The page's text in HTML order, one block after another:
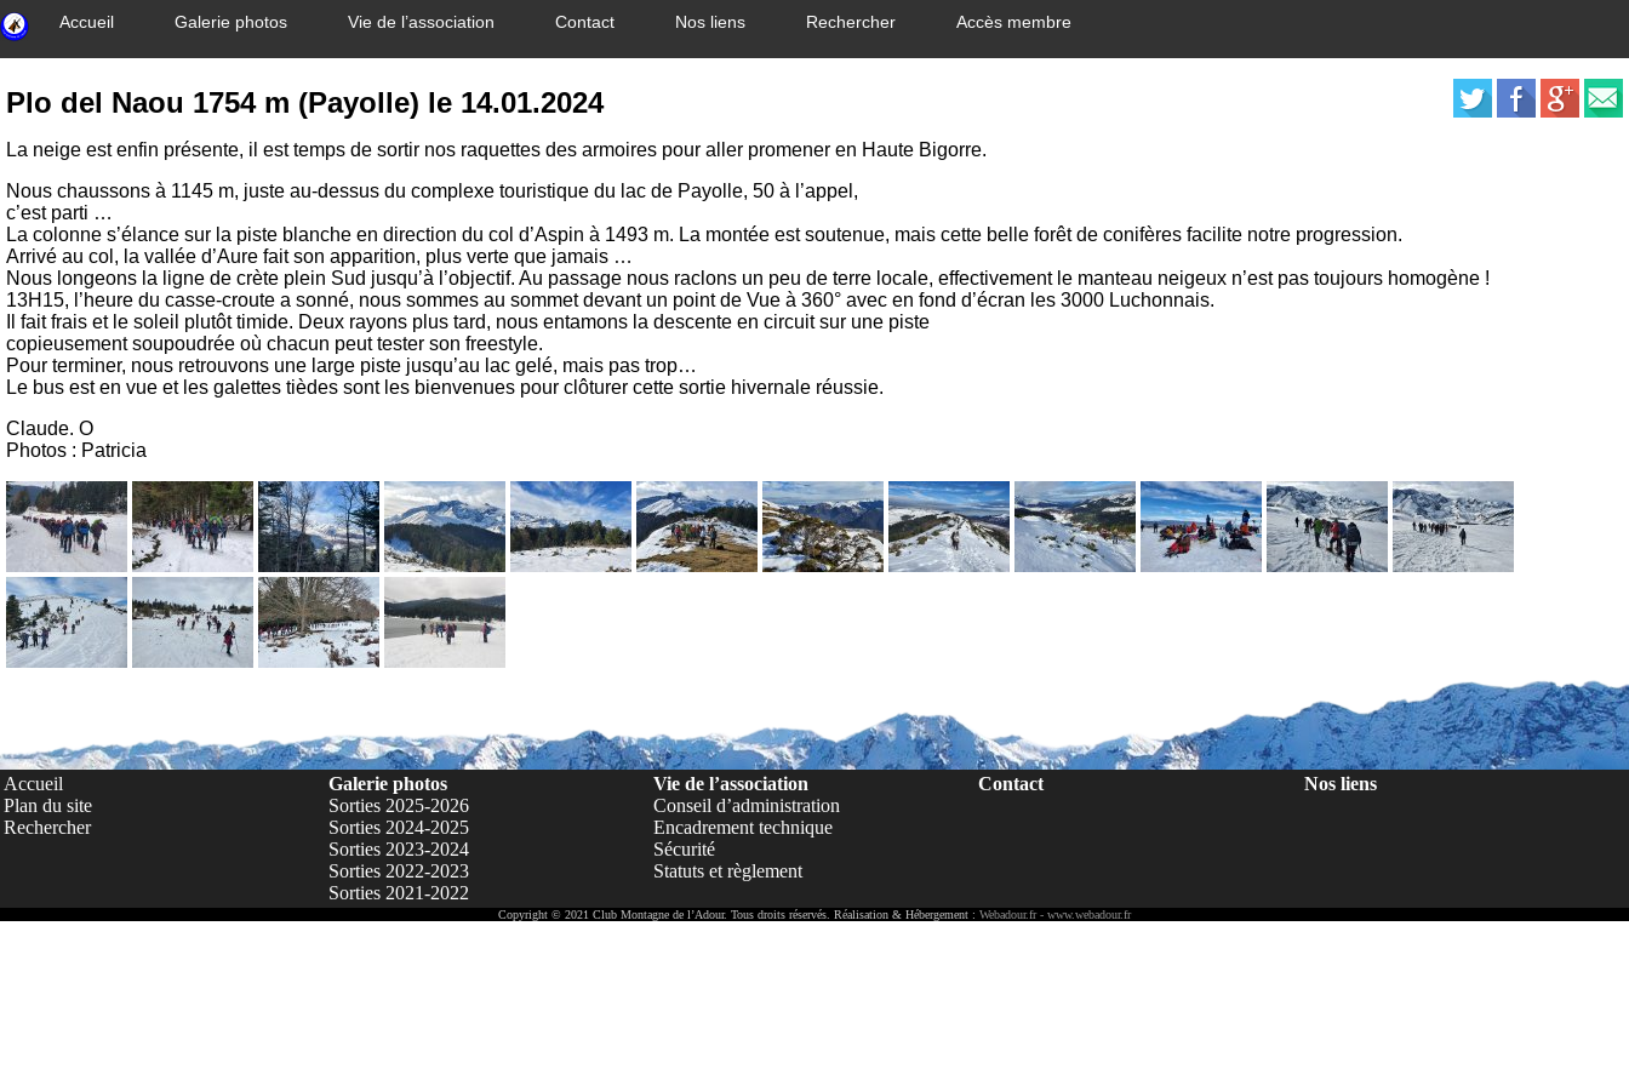
Accueil Galerie photos Vie de l’association Contact Nos liens Rechercher Accès membre
Plo del Naou 1754 m (Payolle) le 14.01.2024
La neige est enfin présente, il est temps de sortir nos raquettes des armoires pour aller promener en Haute Bigorre.
Nous chaussons à 1145 m, juste au-dessus du complexe touristique du lac de Payolle, 50 à l’appel,
c’est parti …
La colonne s’élance sur la piste blanche en direction du col d’Aspin à 1493 m. La montée est soutenue, mais cette belle forêt de conifères facilite notre progression.
Arrivé au col, la vallée d’Aure fait son apparition, plus verte que jamais …
Nous longeons la ligne de crète plein Sud jusqu’à l’objectif. Au passage nous raclons un peu de terre locale, effectivement le manteau neigeux n’est pas toujours homogène !
13H15, l’heure du casse-croute a sonné, nous sommes au sommet devant un point de Vue à 360° avec en fond d’écran les 3000 Luchonnais.
Il fait frais et le soleil plutôt timide. Deux rayons plus tard, nous entamons la descente en circuit sur une piste
copieusement soupoudrée où chacun peut tester son freestyle.
Pour terminer, nous retrouvons une large piste jusqu’au lac gelé, mais pas trop…
Le bus est en vue et les galettes tièdes sont les bienvenues pour clôturer cette sortie hivernale réussie.
Claude. O
Photos : Patricia
Accueil
Plan du site
Rechercher
Galerie photos
Sorties 2025-2026
Sorties 2024-2025
Sorties 2023-2024
Sorties 2022-2023
Sorties 2021-2022
Vie de l’association
Conseil d’administration
Encadrement technique
Sécurité
Statuts et règlement
Contact Nos liens
Copyright © 2021 Club Montagne de l’Adour. Tous droits réservés. Réalisation & Hébergement : Webadour.fr - www.webadour.fr